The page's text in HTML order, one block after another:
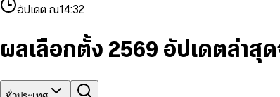
9 9
5
7
8
993
5
6
8
9
84
6
7
9
3
5
6
8
9
7
9
อัปเดต ณ14:32
ผลเลือกตั้ง 2569 อัปเดตล่าสุ